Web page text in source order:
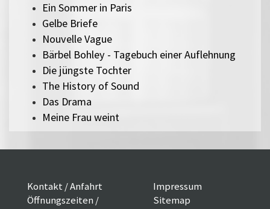
Ein Sommer in Paris
Gelbe Briefe
Nouvelle Vague
Bärbel Bohley - Tagebuch einer Auflehnung
Die jüngste Tochter
The History of Sound
Das Drama
Meine Frau weint
Kontakt / Anfahrt
Öffnungszeiten /
Impressum
Sitemap